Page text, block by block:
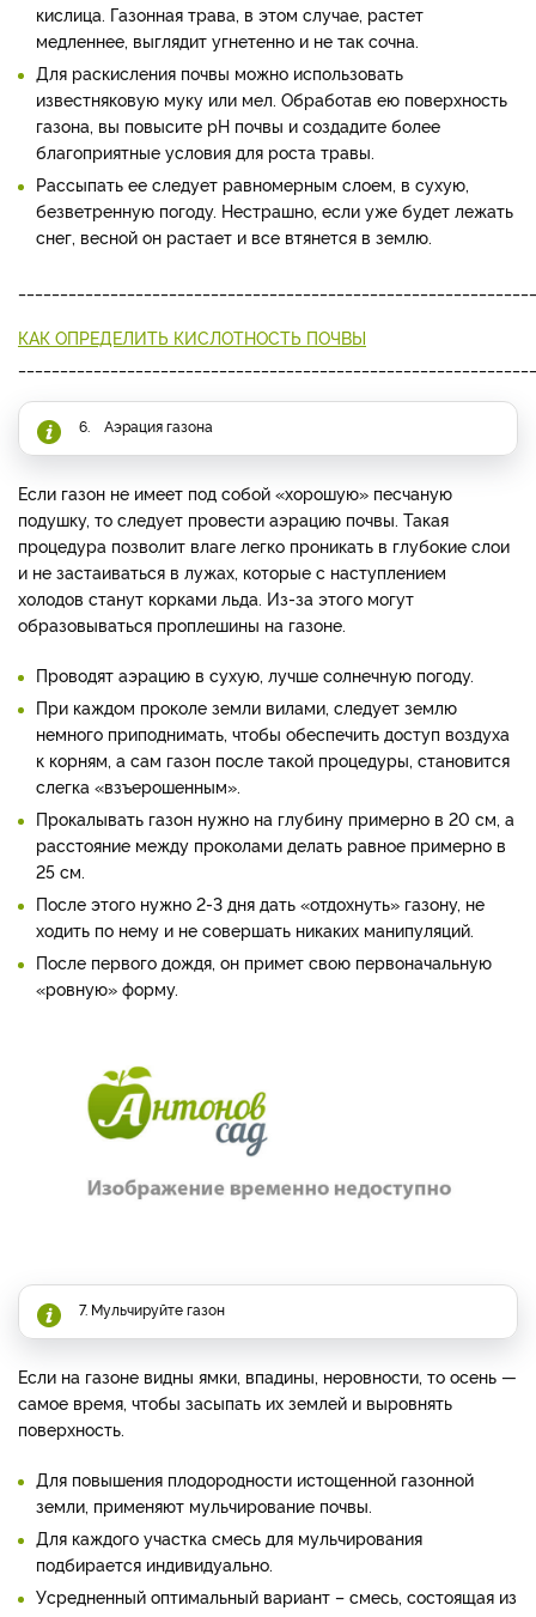
кислица. Газонная трава, в этом случае, растет
медленнее, выглядит угнетенно и не так сочна.
Для раскисления почвы можно использовать
известняковую муку или мел. Обработав ею поверхность
газона, вы повысите pH почвы и создадите более
благоприятные условия для роста травы.
Рассыпать ее следует равномерным слоем, в сухую,
безветренную погоду. Нестрашно, если уже будет лежать
снег, весной он растает и все втянется в землю.
КАК ОПРЕДЕЛИТЬ КИСЛОТНОСТЬ ПОЧВЫ
6. Аэрация газона
Если газон не имеет под собой «хорошую» песчаную
подушку, то следует провести аэрацию почвы. Такая
процедура позволит влаге легко проникать в глубокие слои
и не застаиваться в лужах, которые с наступлением
холодов станут корками льда. Из-за этого могут
образовываться проплешины на газоне.
Проводят аэрацию в сухую, лучше солнечную погоду.
При каждом проколе земли вилами, следует землю
немного приподнимать, чтобы обеспечить доступ воздуха
к корням, а сам газон после такой процедуры, становится
слегка «взъерошенным».
Прокалывать газон нужно на глубину примерно в 20 см, а
расстояние между проколами делать равное примерно в
25 см.
После этого нужно 2-3 дня дать «отдохнуть» газону, не
ходить по нему и не совершать никаких манипуляций.
После первого дождя, он примет свою первоначальную
«ровную» форму.
7. Мульчируйте газон
Если на газоне видны ямки, впадины, неровности, то осень —
самое время, чтобы засыпать их землей и выровнять
поверхность.
Для повышения плодородности истощенной газонной
земли, применяют мульчирование почвы.
Для каждого участка смесь для мульчирования
подбирается индивидуально.
Усредненный оптимальный вариант – смесь, состоящая из